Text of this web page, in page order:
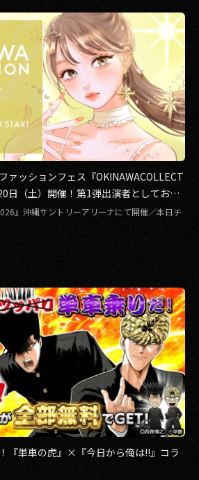
ァッションフェス『OKINAWACOLLECT
日（土）開催！第1弾出演者としておさ
こなどの出演が決定
』沖縄サントリーアリーナにて開催／本日チ
『単車の虎』×『今日から俺は!!』コラ